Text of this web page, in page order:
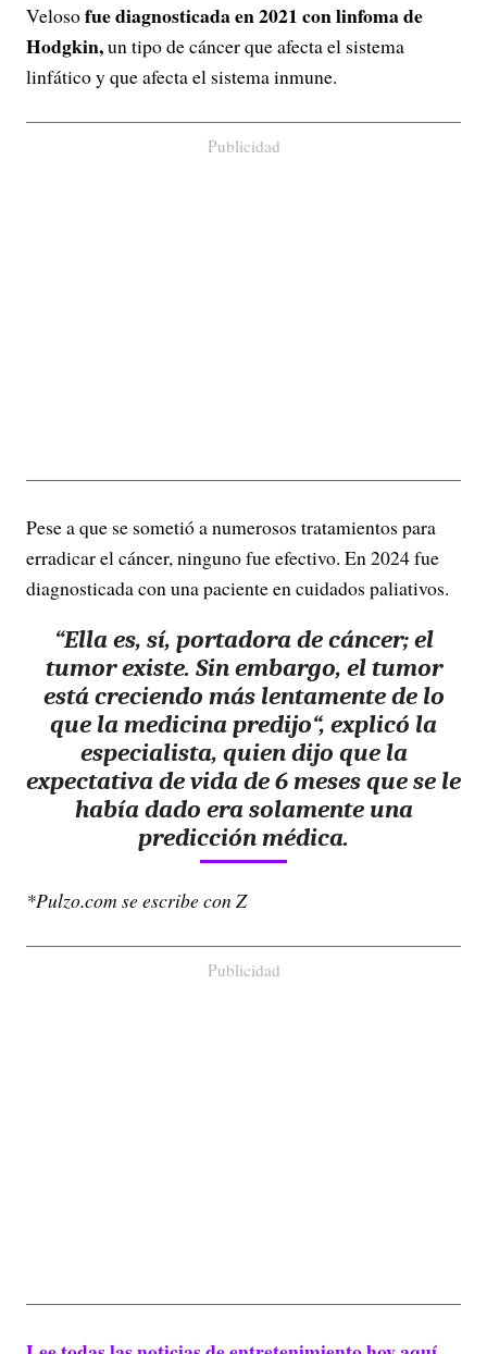
Velosofue diagnosticada en 2021 conlinfoma de
Hodgkin,un tipo de cáncer que afecta el sistema
linfático y que afecta el sistema inmune.
Publicidad
Pese a que se sometió a numerosos tratamientos para
erradicar el cáncer, ninguno fue efectivo. En 2024 fue
diagnosticada con una paciente en cuidados paliativos.
“Ella es, sí, portadora de cáncer; el
tumor existe. Sin embargo, el tumor
está creciendo más lentamente de lo
que la medicina predijo“, explicó la
especialista, quien dijo que la
expectativa de vida de 6 meses que se le
había dado era solamente una
predicción médica.
*Pulzo.com se escribe con Z
Publicidad